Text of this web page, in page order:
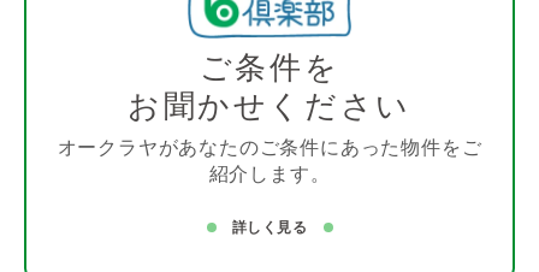
ご条件を
お聞かせください
オークラヤがあなたのご条件にあった物件をご
紹介します。
詳しく見る